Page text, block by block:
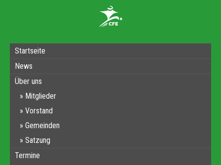
Startseite
News
Über uns
Mitglieder
Vorstand
Gemeinden
Satzung
Termine